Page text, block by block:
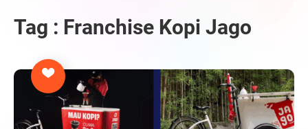
Tag : Franchise Kopi Jago